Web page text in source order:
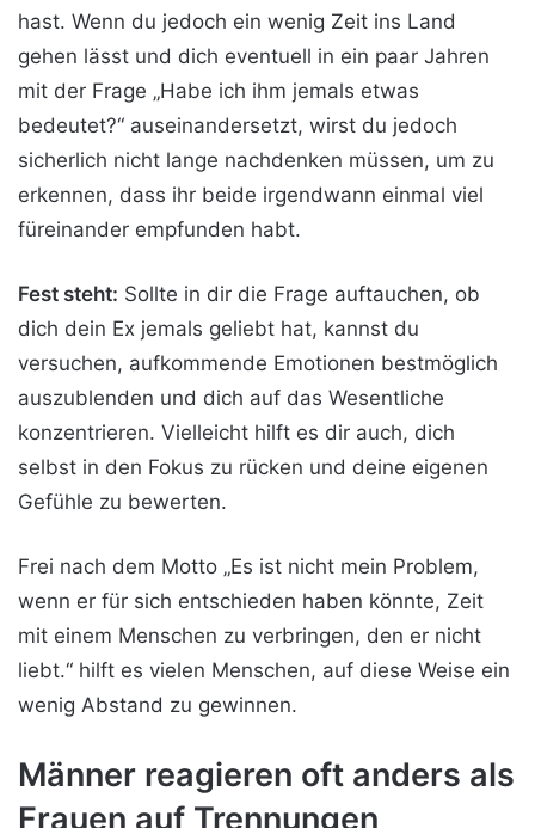
hast. Wenn du jedoch ein wenig Zeit ins Land
gehen lässt und dich eventuell in ein paar Jahren
mit der Frage „Habe ich ihm jemals etwas
bedeutet?“ auseinandersetzt, wirst du jedoch
sicherlich nicht lange nachdenken müssen, um zu
erkennen, dass ihr beide irgendwann einmal viel
füreinander empfunden habt.
Fest steht: Sollte in dir die Frage auftauchen, ob
dich dein Ex jemals geliebt hat, kannst du
versuchen, aufkommende Emotionen bestmöglich
auszublenden und dich auf das Wesentliche
konzentrieren. Vielleicht hilft es dir auch, dich
selbst in den Fokus zu rücken und deine eigenen
Gefühle zu bewerten.
Frei nach dem Motto „Es ist nicht mein Problem,
wenn er für sich entschieden haben könnte, Zeit
mit einem Menschen zu verbringen, den er nicht
liebt.“ hilft es vielen Menschen, auf diese Weise ein
wenig Abstand zu gewinnen.
Männer reagieren oft anders als
Frauen auf Trennungen